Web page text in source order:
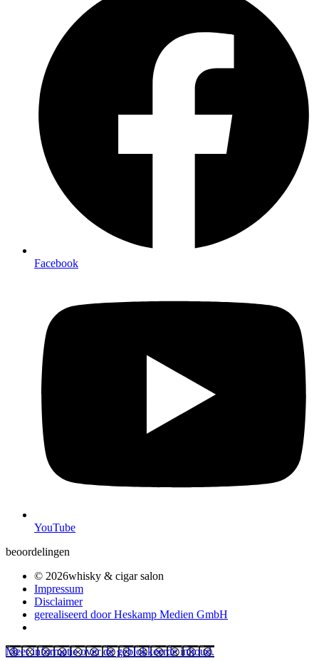
Facebook
YouTube
beoordelingen
© 2026whisky & cigar salon
Impressum
Disclaimer
gerealiseerd door Heskamp Medien GmbH
Meer informatie over de geblokkeerde inhoud.